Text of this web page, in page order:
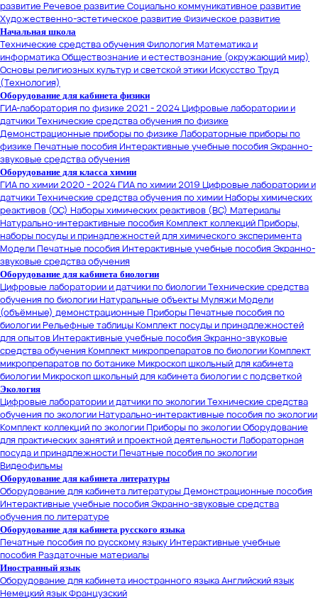
развитие Речевое развитие Социально коммуникативное развитие
Художественно-эстетическое развитие Физическое развитие
Начальная школа
Технические средства обученияФилологияМатематика и
информатикаОбществознание и естествознание (окружающий мир)
Основы религиозных культур и светской этики ИскусствоТруд
(Технология)
Оборудование для кабинета физики
ГИА-лаборатория по физике 2021 - 2024Цифровые лаборатории и
датчикиТехнические средства обучения по физике
Демонстрационные приборы по физике Лабораторные приборы по
физике Печатные пособия Интерактивные учебные пособияЭкранно-
звуковые средства обучения
Оборудование для класса химии
ГИА по химии 2020 - 2024ГИА по химии 2019 Цифровые лаборатории и
датчикиТехнические средства обучения по химииНаборы химических
реактивов (ОС) Наборы химических реактивов (ВС) Материалы
Натурально-интерактивные пособияКомплект коллекцийПриборы,
наборы посуды и принадлежностей для химического эксперимента
МоделиПечатные пособия Интерактивные учебные пособияЭкранно-
звуковые средства обучения
Оборудование для кабинета биологии
Цифровые лаборатории и датчики по биологииТехнические средства
обучения по биологииНатуральные объектыМуляжиМодели
(объёмные) демонстрационные ПриборыПечатные пособия по
биологииРельефные таблицыКомплект посуды и принадлежностей
для опытов Интерактивные учебные пособияЭкранно-звуковые
средства обученияКомплект микропрепаратов по биологииКомплект
микропрепаратов по ботанике Микроскоп школьный для кабинета
биологииМикроскоп школьный для кабинета биологии с подсветкой
Экология
Цифровые лаборатории и датчики по экологииТехнические средства
обучения по экологииНатурально-интерактивные пособия по экологии
Комплект коллекций по экологииПриборы по экологииОборудование
для практических занятий и проектной деятельностиЛабораторная
посуда и принадлежностиПечатные пособия по экологии
Видеофильмы
Оборудование для кабинета литературы
Оборудование для кабинета литературыДемонстрационные пособия
Интерактивные учебные пособияЭкранно-звуковые средства
обучения по литературе
Оборудование для кабинета русского языка
Печатные пособия по русскому языку Интерактивные учебные
пособияРаздаточные материалы
Иностранный язык
Оборудование для кабинета иностранного языкаАнглийский язык
Немецкий языкФранцузский